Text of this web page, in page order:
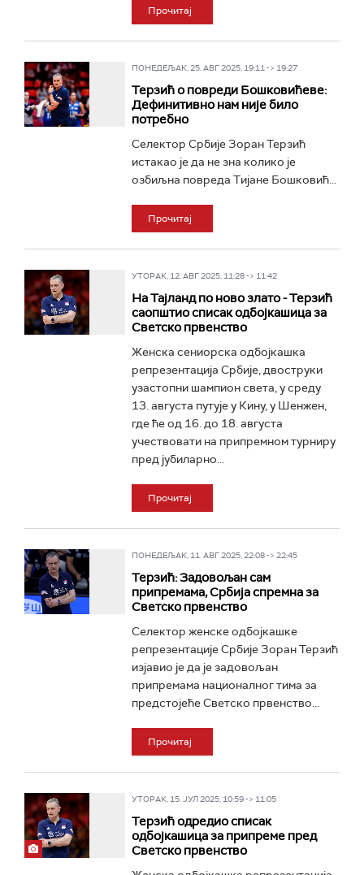
Прочитај
ПОНЕДЕЉАК, 25. АВГ 2025, 19:11 -> 19:27
Терзић о повреди Бошковићеве:
Дефинитивно нам није било
потребно
Селектор Србије Зоран Терзић
истакао је да не зна колико је
озбиљна повреда Тијане Бошковић...
Прочитај
УТОРАК, 12. АВГ 2025, 11:28 -> 11:42
На Тајланд по ново злато - Терзић
саопштио списак одбојкашица за
Светско првенство
Женска сениорска одбојкашка
репрезентација Србије, двоструки
узастопни шампион света, у среду
13. августа путује у Кину, у Шенжен,
где ће од 16. до 18. августа
учествовати на припремном турниру
пред јубиларно...
Прочитај
ПОНЕДЕЉАК, 11. АВГ 2025, 22:08 -> 22:45
Терзић: Задовољан сам
припремама, Србија спремна за
Светско првенство
Селектор женске одбојкашке
репрезентације Србије Зоран Терзић
изјавио је да је задовољан
припремама националног тима за
предстојеће Светско првенство...
Прочитај
УТОРАК, 15. ЈУЛ 2025, 10:59 -> 11:05
Терзић одредио списак
одбојкашица за припреме пред
Светско првенство